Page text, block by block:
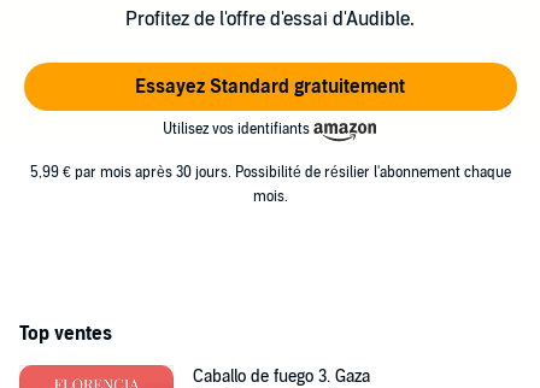
Profitez de l'offre d'essai d'Audible.
Essayez Standard gratuitement
Utilisez vos identifiants
5,99 € par mois après 30 jours. Possibilité de résilier l'abonnement chaque
mois.
Top ventes
Caballo de fuego 3. Gaza